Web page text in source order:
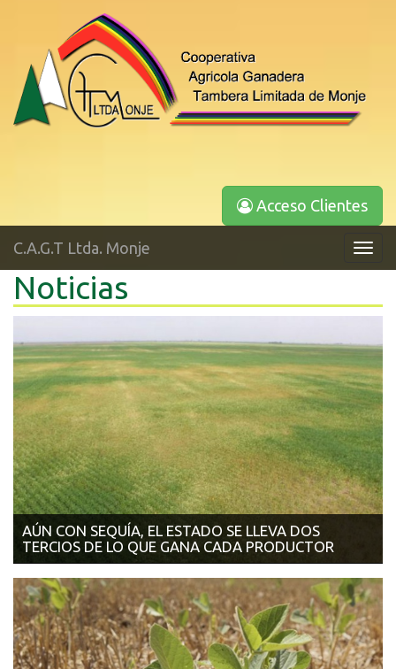
Acceso Clientes
C.A.G.T Ltda. Monje
Noticias
AÚN CON SEQUÍA, EL ESTADO SE LLEVA DOS
TERCIOS DE LO QUE GANA CADA PRODUCTOR
agro bajó dos pun...